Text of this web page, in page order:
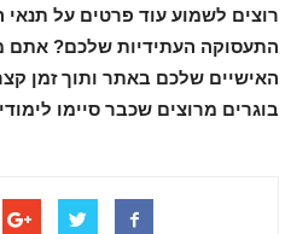
רוצים לשמוע עוד פרטים על
התעסוקה העתידיות שלכם? אתם
האישיים שלכם באתר ותוך זמן
בוגרים מרוצים שכבר סיימו